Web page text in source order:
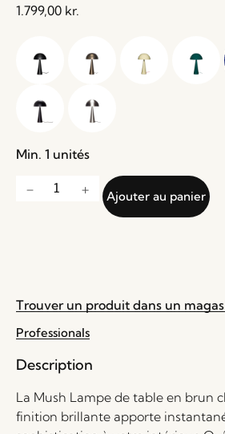
1.799,00 kr.
Min. 1 unités
Ajouter au panier
Trouver un produit dans un
Professionals
Description
La Mush Lampe de table en brun
finition brillante apporte